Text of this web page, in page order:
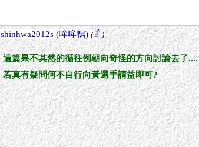
shinhwa2012s (哞哞鴨) ( )
這篇果不其然的循往例朝向奇怪的方向討論去了....
若真有疑問何不自行向黃選手請益即可?